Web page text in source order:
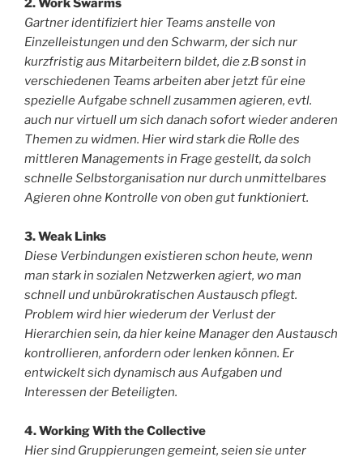
2. Work Swarms
Gartner identifiziert hier Teams anstelle von
Einzelleistungen und den Schwarm, der sich nur
kurzfristig aus Mitarbeitern bildet, die z.B sonst in
verschiedenen Teams arbeiten aber jetzt für eine
spezielle Aufgabe schnell zusammen agieren, evtl.
auch nur virtuell um sich danach sofort wieder anderen
Themen zu widmen. Hier wird stark die Rolle des
mittleren Managements in Frage gestellt, da solch
schnelle Selbstorganisation nur durch unmittelbares
Agieren ohne Kontrolle von oben gut funktioniert.
3. Weak Links
Diese Verbindungen existieren schon heute, wenn
man stark in sozialen Netzwerken agiert, wo man
schnell und unbürokratischen Austausch pflegt.
Problem wird hier wiederum der Verlust der
Hierarchien sein, da hier keine Manager den Austausch
kontrollieren, anfordern oder lenken können. Er
entwickelt sich dynamisch aus Aufgaben und
Interessen der Beteiligten.
4. Working With the Collective
Hier sind Gruppierungen gemeint, seien sie unter